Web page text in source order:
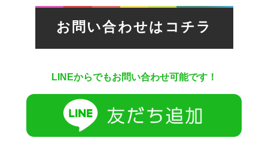
お問い合わせはコチラ
LINEからでもお問い合わせ可能です！